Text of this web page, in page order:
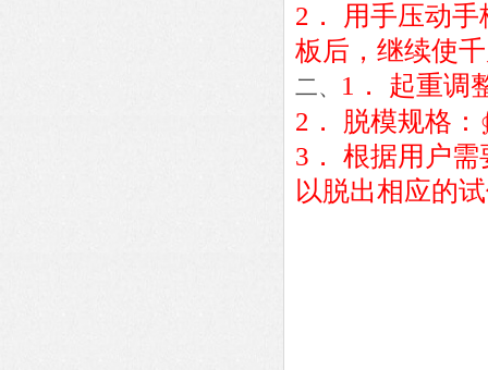
2． 用手压动
板后，继续使
二、 1． 起重调
2． 脱模规格：
3． 根据用户
以脱出相应的